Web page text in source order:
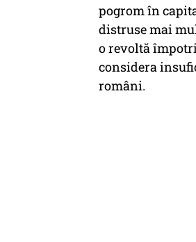
pogrom în
distruse mai
o revoltă
considera
români.